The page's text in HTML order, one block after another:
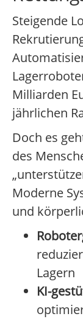
Steigende
Milliarden
jährlichen
Doch es
des
Moderne
und
Lagern
KI-